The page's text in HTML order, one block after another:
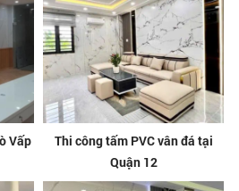
Vấp
Thi công tấm PVC vân đá tại
Quận 12